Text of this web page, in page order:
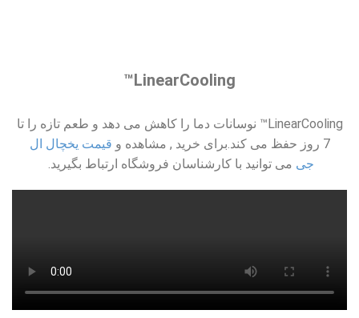
LinearCooling™
LinearCooling™ نوسانات دما را کاهش می دهد و طعم تازه را تا
7 روز حفظ می کند.برای خرید , مشاهده و
قیمت یخچال ال
جی می توانید با کارشناسان فروشگاه ارتباط بگیرید.